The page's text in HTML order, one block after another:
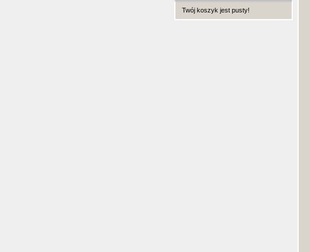
Twój koszyk jest pusty!